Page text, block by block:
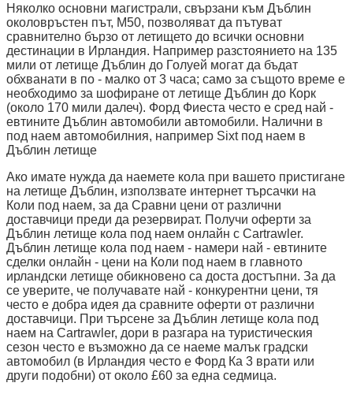
Няколко основни магистрали, свързани към Дъблин
околовръстен път, M50, позволяват да пътуват
сравнително бързо от летището до всички основни
дестинации в Ирландия. Например разстоянието на 135
мили от летище Дъблин до Голуей могат да бъдат
обхванати в по - малко от 3 часа; само за същото време е
необходимо за шофиране от летище Дъблин до Корк
(около 170 мили далеч). Форд Фиеста често е сред най -
евтините Дъблин автомобили автомобили. Налични в
под наем автомобилния, например Sixt под наем в
Дъблин летище
Ако имате нужда да наемете кола при вашето пристигане
на летище Дъблин, използвате интернет търсачки на
Коли под наем, за да Сравни цени от различни
доставчици преди да резервират. Получи оферти за
Дъблин летище кола под наем онлайн с Cartrawler.
Дъблин летище кола под наем - намери най - евтините
сделки онлайн - цени на Коли под наем в главното
ирландски летище обикновено са доста достъпни. За да
се уверите, че получавате най - конкурентни цени, тя
често е добра идея да сравните оферти от различни
доставчици. При търсене за Дъблин летище кола под
наем на Cartrawler, дори в разгара на туристическия
сезон често е възможно да се наеме малък градски
автомобил (в Ирландия често е Форд Ка 3 врати или
други подобни) от около £60 за една седмица.